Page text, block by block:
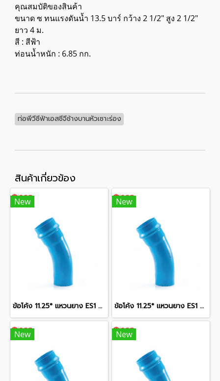
คุณสมบัติของสินค้า
ขนาด ซ ทนแรงดันน้ำ 13.5 บาร์ กว้าง 2 1/2" สูง 2 1/2"
ยาว 4 ม.
สี : สีฟ้า
ท่อนน้ำหนัก : 6.85 กก.
ท่อพีวีซีฟ้าเอสซีจีช้างบานหัวเซาะร่อง
สินค้าเกี่ยวข้อง
New
ข้อโค้ง 11.25° แหวนยาง ES1 SCG ขนาด 250 มม. (10 นิ้ว ) ชั้น 13.5
New
ข้อโค้ง 11.25° แหวนยาง ES1 SCG ขนาด 350 มม. (14 นิ้ว ) ชั้น 13.5
New New